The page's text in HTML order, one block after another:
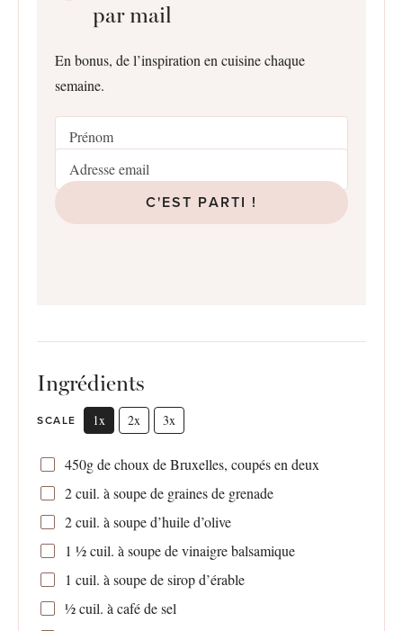
par mail
En bonus, de l’inspiration en cuisine chaque
semaine.
C'EST PARTI !
Ingrédients
SCALE 1x 2x 3x
450gde choux de Bruxelles, coupés en deux
2cuil. à soupe de graines de grenade
2cuil. à soupe d’huile d’olive
1 ½cuil. à soupe de vinaigre balsamique
1 cuil. à soupe de sirop d’érable
½cuil. à café de sel